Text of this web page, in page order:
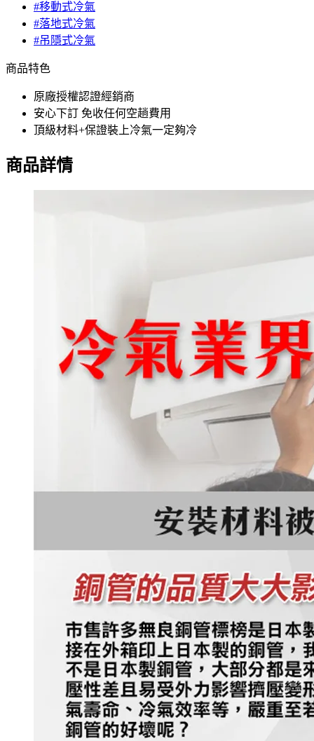
#移動式冷氣
#落地式冷氣
#吊隱式冷氣
商品特色
原廠授權認證經銷商
安心下訂 免收任何空趟費用
頂級材料+保證裝上冷氣一定夠冷
商品詳情